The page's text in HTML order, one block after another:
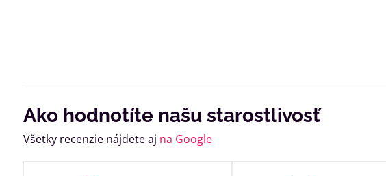
Ako hodnotíte našu starostlivosť
Všetky recenzie nájdete aj na Google